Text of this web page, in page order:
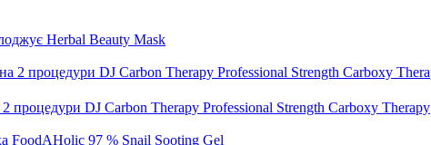
Herbal Beauty Mask
процедури DJ Carbon Therapy Professional Strength Carboxy Therapy